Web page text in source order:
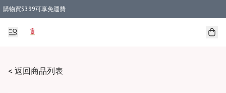
購物買$399可享免運費
< 返回商品列表